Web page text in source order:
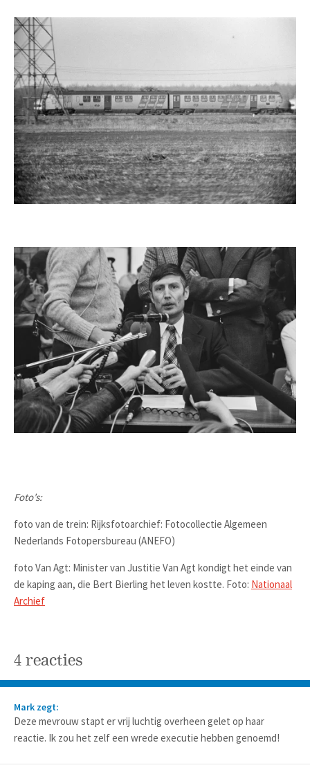
Foto’s:
foto van de trein: Rijksfotoarchief: Fotocollectie Algemeen
Nederlands Fotopersbureau (ANEFO)
foto Van Agt: Minister van Justitie Van Agt kondigt het einde van
de kaping aan, die Bert Bierling het leven kostte. Foto: Nationaal
Archief
4 reacties
Mark zegt:
Deze mevrouw stapt er vrij luchtig overheen gelet op haar
reactie. Ik zou het zelf een wrede executie hebben genoemd!